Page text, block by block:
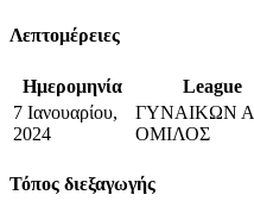
Λεπτομέρειες
Ημερομηνία League
7 Ιανουαρίου,
2024
ΓΥΝΑΙΚΩΝ Α
ΟΜΙΛΟΣ
Τόπος διεξαγωγής